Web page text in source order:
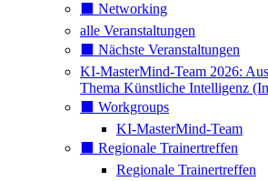
⬛️ Networking
alle Veranstaltungen
⬛️ Nächste Veranstaltungen
KI-MasterMind-Team 2026:
Thema Künstliche Intelligenz
⬛️ Workgroups
KI-MasterMind-Team
⬛️ Regionale Trainertreffen
Regionale Trainertreffen